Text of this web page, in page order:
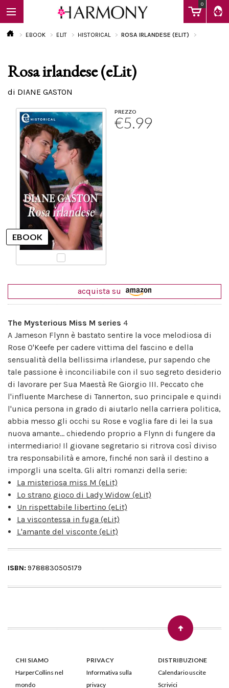
0
EBOOK
Calendario
EBOOK ELIT HISTORICAL ROSA IRLANDESE (ELIT)
Rosa irlandese (eLit)
di DIANE GASTON
PREZZO
€5.99
acquista su
The Mysterious Miss M series 4
A Jameson Flynn è bastato sentire la voce melodiosa di
Rose O'Keefe per cadere vittima del fascino e della
sensualità della bellissima irlandese, pur sapendo che
tale passione è inconciliabile con il suo segreto desiderio
di lavorare per Sua Maestà Re Giorgio III. Peccato che
l'influente Marchese di Tannerton, suo principale e quindi
l'unica persona in grado di aiutarlo nella carriera politica,
abbia messo gli occhi su Rose e voglia fare di lei la sua
nuova amante... chiedendo proprio a Flynn di fungere da
intermediario! Il giovane segretario si ritrova così diviso
tra responsabilità e amore, finché non sarà il destino a
imporgli una scelta. Gli altri romanzi della serie:
La misteriosa miss M (eLit)
Lo strano gioco di Lady Widow (eLit)
Un rispettabile libertino (eLit)
La viscontessa in fuga (eLit)
L'amante del visconte (eLit)
ISBN: 9788830505179
CHI SIAMO
HarperCollins nel
mondo
PRIVACY
Informativa sulla
privacy
DISTRIBUZIONE
Calendario uscite
Scrivici